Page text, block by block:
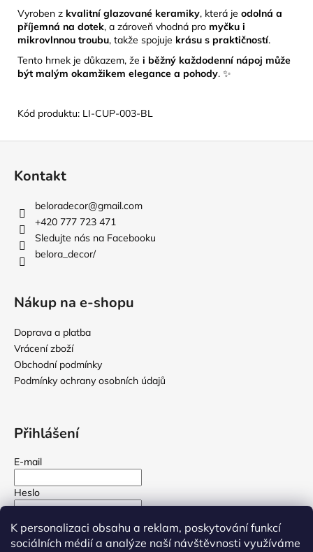
K personalizaci obsahu a reklam, poskytování funkcí
sociálních médií a analýze naší návštěvnosti využíváme
Vyroben z kvalitní glazované keramiky, která je odolná a
příjemná na dotek, a zároveň vhodná pro myčku i
mikrovlnnou troubu, takže spojuje krásu s praktičností.
Tento hrnek je důkazem, že i běžný každodenní nápoj může
být malým okamžikem elegance a pohody. ✨
Kód produktu: LI-CUP-003-BL
Kontakt
beloradecor@gmail.com
+420 777 723 471
Sledujte nás na Facebooku
belora_decor/
Nákup na e-shopu
Doprava a platba
Vrácení zboží
Obchodní podmínky
Podmínky ochrany osobních údajů
Přihlášení
E-mail
Heslo
PŘIHLÁSIT SE